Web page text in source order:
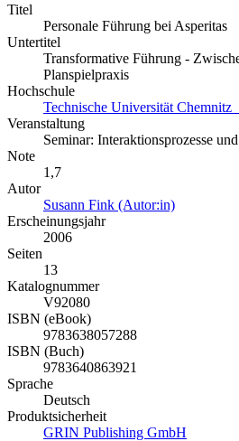
Titel
Personale Führung bei Asperitas
Untertitel
Transformative Führung -
Planspielpraxis
Hochschule
Technische Universität
Veranstaltung
Seminar: Interaktionsprozesse
Note
1,7
Autor
Susann Fink (Autor:in)
Erscheinungsjahr
2006
Seiten
13
Katalognummer
V92080
ISBN (eBook)
9783638057288
ISBN (Buch)
9783640863921
Sprache
Deutsch
Produktsicherheit
GRIN Publishing GmbH